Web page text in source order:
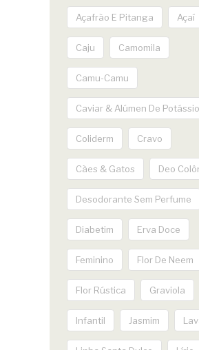
Açafrão E Pitanga Açaí
Caju Camomila
Camu-Camu
Caviar & Alúmen De Potássio
Coliderm Cravo
Cães & Gatos Deo
Desodorante Sem Perfume
Diabetim Erva Doce
Feminino Flor De Neem
Flor Rústica Graviola
Infantil Jasmim